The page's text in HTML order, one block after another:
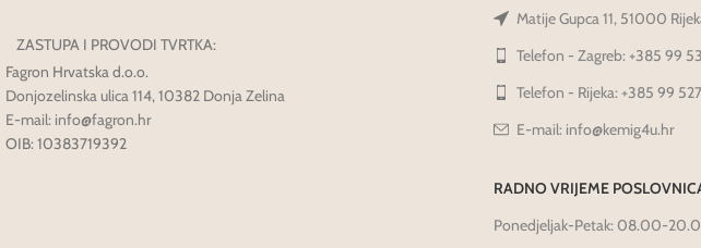
ZASTUPA I PROVODI TVRTKA:
Fagron Hrvatska d.o.o.
Donjozelinska ulica 114, 10382 Donja Zelina
E-mail: info@fagron.hr
OIB: 10383719392
Matije Gupca 11, 51000
Telefon - Zagreb: +385 99
Telefon - Rijeka: +385 99
E-mail: info@kemig4u.hr
RADNO VRIJEME
Ponedjeljak-Petak: 08.00-